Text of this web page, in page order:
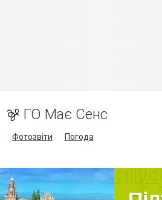
ГО Має Сенс
Фотозвіти
Погода